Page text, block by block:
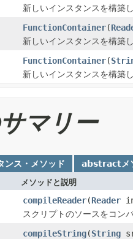
新しいインスタンスを構築
FunctionContainer(
新しいインスタンスを構築
FunctionContainer(
新しいインスタンスを構築
マリー
ンス・メソッド abstractメ
メソッドと説明
compileReader(Reader
スクリプトのソースをコン
compileString(String